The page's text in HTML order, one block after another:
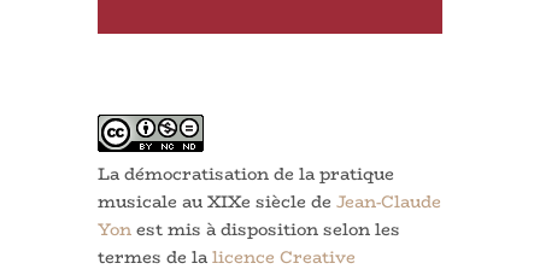
La démocratisation de la pratique
musicale au XIXe siècle de Jean-Claude
Yonest mis à disposition selon les
termes de lalicence Creative